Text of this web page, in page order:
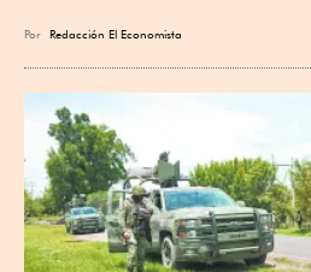
Por Redacción El Economista